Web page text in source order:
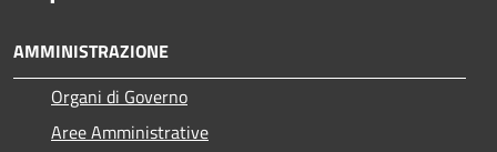
AMMINISTRAZIONE
Organi di Governo
Aree Amministrative